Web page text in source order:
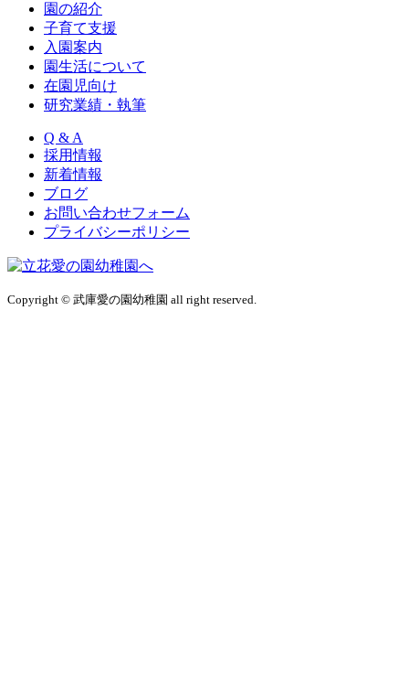
園の紹介
子育て支援
入園案内
園生活について
在園児向け
研究業績・執筆
Q & A
採用情報
新着情報
ブログ
お問い合わせフォーム
プライバシーポリシー
Copyright © 武庫愛の園幼稚園 all right reserved.